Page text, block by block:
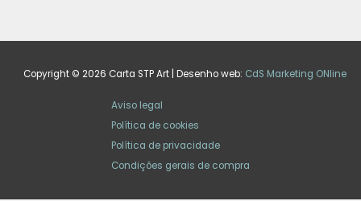
Copyright © 2026 Carta STP Art | Desenho web: CdS Marketing ONline
Aviso legal
Política de cookies
Política de privacidade
Condições gerais de compra